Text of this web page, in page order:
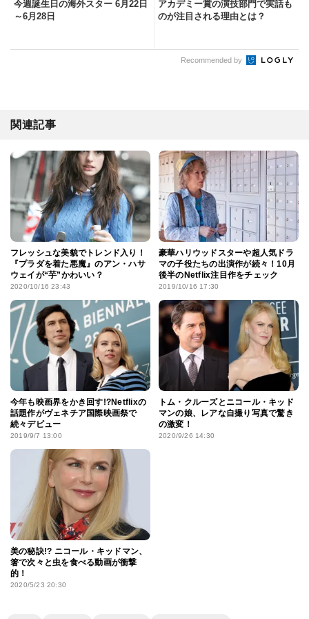
今週誕生日の海外スター 6月22日
～6月28日
アカデミー賞の演技部門で実話も
のが注目される理由とは？
Recommended by
関連記事
フレッシュな美貌でトレンド入り！
『プラダを着た悪魔』のアン・ハサ
ウェイが“芋”かわいい？
2020/10/16 23:43
豪華ハリウッドスターや超人気ドラ
マの子役たちの出演作が続々！10月
後半のNetflix注目作をチェック
2019/10/16 17:30
今年も映画界をかき回す!?Netflixの
話題作がヴェネチア国際映画祭で
続々デビュー
2019/9/7 13:00
トム・クルーズとニコール・キッド
マンの娘、レアな自撮り写真で驚き
の激変！
2020/9/26 14:30
美の秘訣!? ニコール・キッドマン、
箸で次々と虫を食べる動画が衝撃
的！
2020/5/23 20:30